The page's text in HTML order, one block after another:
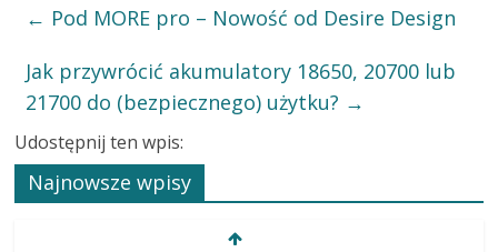
← Pod MORE pro – Nowość od Desire Design
Jak przywrócić akumulatory 18650, 20700 lub
21700 do (bezpiecznego) użytku? →
Udostępnij ten wpis:
Najnowsze wpisy